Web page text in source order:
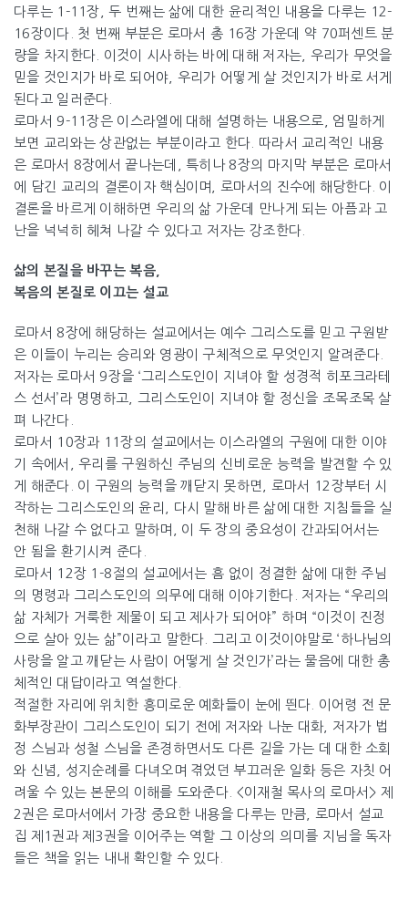
다루는 1-11장, 두 번째는 삶에 대한 윤리적인 내용을 다루는 12-
16장이다. 첫 번째 부분은 로마서 총 16장 가운데 약 70퍼센트 분
량을 차지한다. 이것이 시사하는 바에 대해 저자는, 우리가 무엇을
믿을 것인지가 바로 되어야, 우리가 어떻게 살 것인지가 바로 서게
된다고 일러준다.
로마서 9-11장은 이스라엘에 대해 설명하는 내용으로, 엄밀하게
보면 교리와는 상관없는 부분이라고 한다. 따라서 교리적인 내용
은 로마서 8장에서 끝나는데, 특히나 8장의 마지막 부분은 로마서
에 담긴 교리의 결론이자 핵심이며, 로마서의 진수에 해당한다. 이
결론을 바르게 이해하면 우리의 삶 가운데 만나게 되는 아픔과 고
난을 넉넉히 헤쳐 나갈 수 있다고 저자는 강조한다.
삶의 본질을 바꾸는 복음,
복음의 본질로 이끄는 설교
로마서 8장에 해당하는 설교에서는 예수 그리스도를 믿고 구원받
은 이들이 누리는 승리와 영광이 구체적으로 무엇인지 알려준다.
저자는 로마서 9장을 ‘그리스도인이 지녀야 할 성경적 히포크라테
스 선서’라 명명하고, 그리스도인이 지녀야 할 정신을 조목조목 살
펴 나간다.
로마서 10장과 11장의 설교에서는 이스라엘의 구원에 대한 이야
기 속에서, 우리를 구원하신 주님의 신비로운 능력을 발견할 수 있
게 해준다. 이 구원의 능력을 깨닫지 못하면, 로마서 12장부터 시
작하는 그리스도인의 윤리, 다시 말해 바른 삶에 대한 지침들을 실
천해 나갈 수 없다고 말하며, 이 두 장의 중요성이 간과되어서는
안 됨을 환기시켜 준다.
로마서 12장 1-8절의 설교에서는 흠 없이 정결한 삶에 대한 주님
의 명령과 그리스도인의 의무에 대해 이야기한다. 저자는 “우리의
삶 자체가 거룩한 제물이 되고 제사가 되어야” 하며 “이것이 진정
으로 살아 있는 삶”이라고 말한다. 그리고 이것이야말로 ‘하나님의
사랑을 알고 깨닫는 사람이 어떻게 살 것인가’라는 물음에 대한 총
체적인 대답이라고 역설한다.
적절한 자리에 위치한 흥미로운 예화들이 눈에 띈다. 이어령 전 문
화부장관이 그리스도인이 되기 전에 저자와 나눈 대화, 저자가 법
정 스님과 성철 스님을 존경하면서도 다른 길을 가는 데 대한 소회
와 신념, 성지순례를 다녀오며 겪었던 부끄러운 일화 등은 자칫 어
려울 수 있는 본문의 이해를 도와준다. <이재철 목사의 로마서> 제
2권은 로마서에서 가장 중요한 내용을 다루는 만큼, 로마서 설교
집 제1권과 제3권을 이어주는 역할 그 이상의 의미를 지님을 독자
들은 책을 읽는 내내 확인할 수 있다.